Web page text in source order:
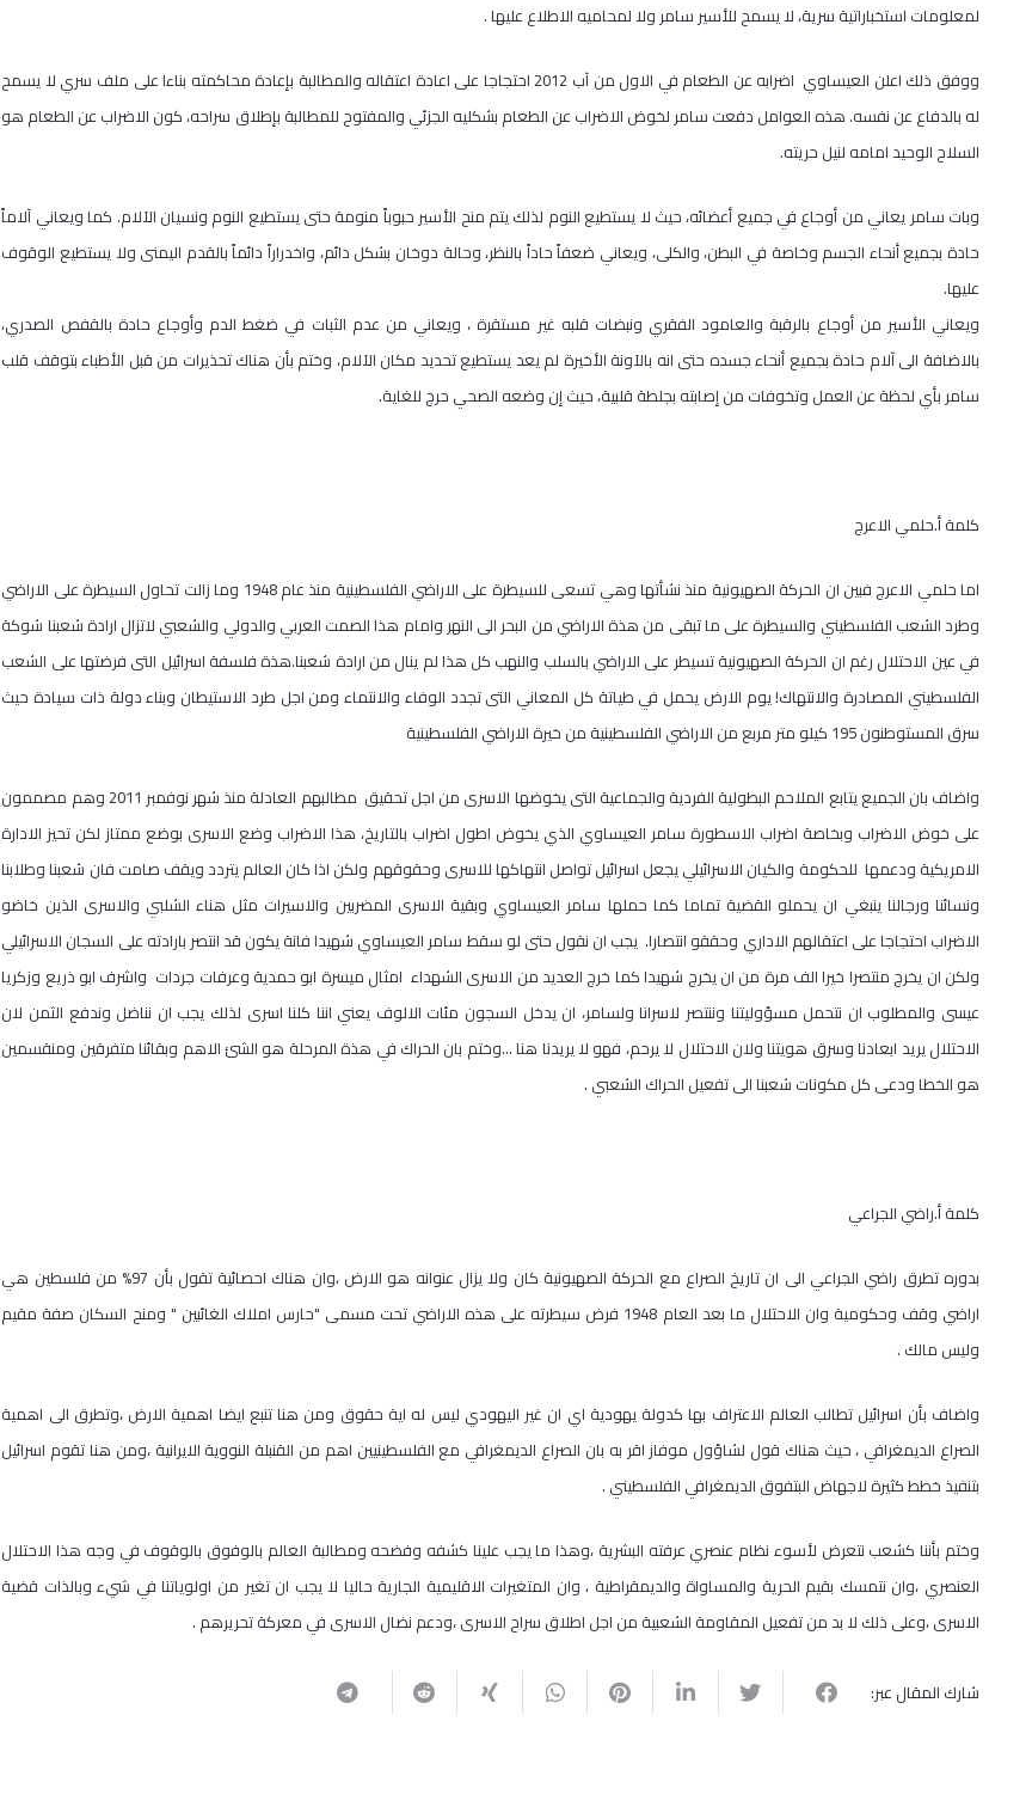
لمعلومات استخباراتية سرية، لا يسمح للأسير سامر ولا لمحاميه الاطلاع عليها .
ووفق ذلك اعلن العيساوي اضرابه عن الطعام في الاول من آب 2012 احتجاجا على اعادة اعتقاله والمطالبة بإعادة محاكمته بناءا على ملف سري لا يسمح
له بالدفاع عن نفسه. هذه العوامل دفعت سامر لخوض الاضراب عن الطعام بشكليه الجزئي والمفتوح للمطالبة بإطلاق سراحه، كون الاضراب عن الطعام هو
السلاح الوحيد امامه لنيل حريته.
وبات سامر يعاني من أوجاع في جميع أعضائه، حيث لا يستطيع النوم لذلك يتم منح الأسير حبوباً منومة حتى يستطيع النوم ونسيان الآلام. كما ويعاني آلاماً
حادة بجميع أنحاء الجسم وخاصة في البطن، والكلى، ويعاني ضعفاً حاداً بالنظر، وحالة دوخان بشكل دائم، واخدراراً دائماً بالقدم اليمنى ولا يستطيع الوقوف
عليها.
ويعاني الأسير من أوجاع بالرقبة والعامود الفقري ونبضات قلبه غير مستقرة ، ويعاني من عدم الثبات في ضغط الدم وأوجاع حادة بالقفص الصدري،
بالاضافة الى آلام حادة بجميع أنحاء جسده حتى انه بالآونة الأخيرة لم يعد يستطيع تحديد مكان الآلام، وختم بأن هناك تحذيرات من قبل الأطباء بتوقف قلب
سامر بأي لحظة عن العمل وتخوفات من إصابته بجلطة قلبية، حيث إن وضعه الصحي حرج للغاية.
كلمة أ.حلمي الاعرج
اما حلمي الاعرج فبين ان الحركة الصهيونية منذ نشأتها وهي تسعى للسيطرة على الاراضي الفلسطينية منذ عام 1948 وما زالت تحاول السيطرة على الاراضي
وطرد الشعب الفلسطيني والسيطرة على ما تبقى من هذة الاراضي من البحر الى النهر وامام هذا الصمت العربي والدولي والشعبي لاتزال ارادة شعبنا شوكة
في عين الاحتلال رغم ان الحركة الصهيونية تسيطر على الاراضي بالسلب والنهب كل هذا لم ينال من ارادة شعبنا.هذة فلسفة اسرائيل التى فرضتها على الشعب
الفلسطيني المصادرة والانتهاك! يوم الارض يحمل في طياتة كل المعاني التى تجدد الوفاء والانتماء ومن اجل طرد الاستيطان وبناء دولة ذات سيادة حيث
سرق المستوطنون 195 كيلو متر مربع من الاراضي الفلسطينية من خيرة الاراضي الفلسطينية
واضاف بان الجميع يتابع الملاحم البطولية الفردية والجماعية التى يخوضها الاسرى من اجل تحقيق مطالبهم العادلة منذ شهر نوفمبر 2011 وهم مصممون
على خوض الاضراب وبخاصة اضراب الاسطورة سامر العيساوي الذي يخوض اطول اضراب بالتاريخ، هذا الاضراب وضع الاسرى بوضع ممتاز لكن تحيز الادارة
الامريكية ودعمها للحكومة والكيان الاسرائيلي يجعل اسرائيل تواصل انتهاكها للاسرى وحقوقهم ولكن اذا كان العالم يتردد ويقف صامت فان شعبنا وطلابنا
ونسائنا ورجالنا ينبغي ان يحملو القضية تماما كما حملها سامر العيساوي وبقية الاسرى المضربين والاسيرات مثل هناء الشلبي والاسرى الذين خاضو
الاضراب احتجاجا على اعتقالهم الاداري وحققو انتصارا. يجب ان نقول حتى لو سقط سامر العيساوي شهيدا فانة يكون قد انتصر بارادته على السجان الاسرائيلي
ولكن ان يخرج منتصرا خيرا الف مرة من ان يخرج شهيدا كما خرج العديد من الاسرى الشهداء امثال ميسرة ابو حمدية وعرفات جردات واشرف ابو ذريع وزكريا
عيسى والمطلوب ان نتحمل مسؤوليتنا وننتصر لاسرانا ولسامر، ان يدخل السجون مئات الالوف يعني اننا كلنا اسرى لذلك يجب ان نناضل وندفع الثمن لان
الاحتلال يريد ابعادنا وسرق هويتنا ولان الاحتلال لا يرحم، فهو لا يريدنا هنا …وختم بان الحراك في هذة المرحلة هو الشئ الاهم وبقائنا متفرقين ومنقسمين
هو الخطا ودعى كل مكونات شعبنا الى تفعيل الحراك الشعبي .
كلمة أ.راضي الجراعي
بدوره تطرق راضي الجراعي الى ان تاريخ الصراع مع الحركة الصهيونية كان ولا يزال عنوانه هو الارض ،وان هناك احصائية تقول بأن 97% من فلسطين هي
اراضي وقف وحكومية وان الاحتلال ما بعد العام 1948 فرض سيطرته على هذه الاراضي تحت مسمى "حارس املاك الغائبين " ومنح السكان صفة مقيم
وليس مالك .
واضاف بأن اسرائيل تطالب العالم الاعتراف بها كدولة يهودية اي ان غير اليهودي ليس له اية حقوق ومن هنا تنبع ايضا اهمية الارض ،وتطرق الى اهمية
الصراع الديمغرافي ، حيث هناك قول لشاؤول موفاز اقر به بان الصراع الديمغرافي مع الفلسطينيين اهم من القنبلة النووية الايرانية ،ومن هنا تقوم اسرائيل
بتنفيذ خطط كثيرة لاجهاض البتفوق الديمغرافي الفلسطيني .
وختم بأننا كشعب نتعرض لأسوء نظام عنصري عرفته البشرية ،وهذا ما يجب علينا كشفه وفضحه ومطالبة العالم بالوفوق بالوقوف في وجه هذا الاحتلال
العنصري ،وان نتمسك بقيم الحرية والمساواة والديمقراطية ، وان المتغيرات الاقليمية الجارية حاليا لا يجب ان تغير من اولوياتنا في شيء وبالذات قضية
الاسرى ،وعلى ذلك لا بد من تفعيل المقاومة الشعبية من اجل اطلاق سراح الاسرى ،ودعم نضال الاسرى في معركة تحريرهم .
شارك المقال عبر: